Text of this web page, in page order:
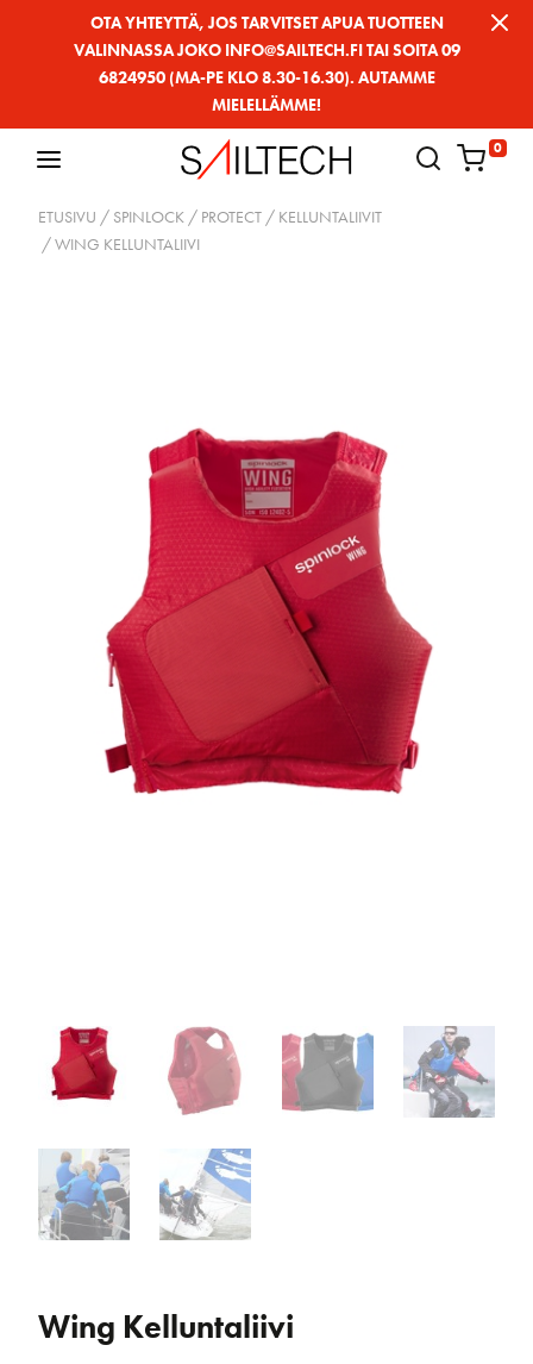
OTA YHTEYTTÄ, JOS TARVITSET APUA TUOTTEEN
VALINNASSA JOKO INFO@SAILTECH.FI TAI SOITA 09
6824950 (MA-PE KLO 8.30-16.30). AUTAMME
MIELELLÄMME!
0
ETUSIVU / SPINLOCK / PROTECT / KELLUNTALIIVIT
/ WING KELLUNTALIIVI
Wing Kelluntaliivi